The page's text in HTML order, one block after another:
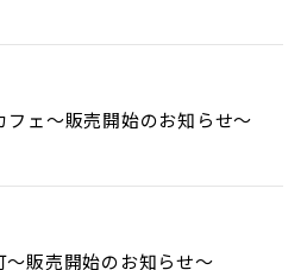
ェ～販売開始のお知らせ～
～販売開始のお知らせ～